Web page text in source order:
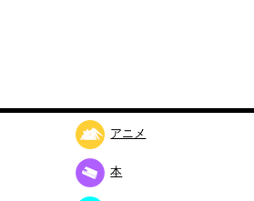
アニメ
本